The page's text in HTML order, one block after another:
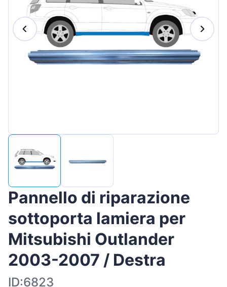
Magyar
Hrvatski
Português
Pannello di riparazione
sottoporta lamiera per
Mitsubishi Outlander
2003-2007 / Destra
ID:6823